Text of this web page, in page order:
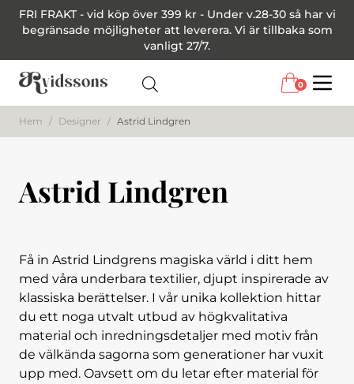
FRI FRAKT - vid köp över 399 kr - Under v.28-30 så har vi
begränsade möjligheter att leverera. Vi är tillbaka som
vanligt 27/7.
0
Hem / Designer / Astrid Lindgren
Astrid Lindgren
Få in Astrid Lindgrens magiska värld i ditt hem
med våra underbara textilier, djupt inspirerade av
klassiska berättelser. I vår unika kollektion hittar
du ett noga utvalt utbud av högkvalitativa
material och inredningsdetaljer med motiv från
de välkända sagorna som generationer har vuxit
upp med. Oavsett om du letar efter material för